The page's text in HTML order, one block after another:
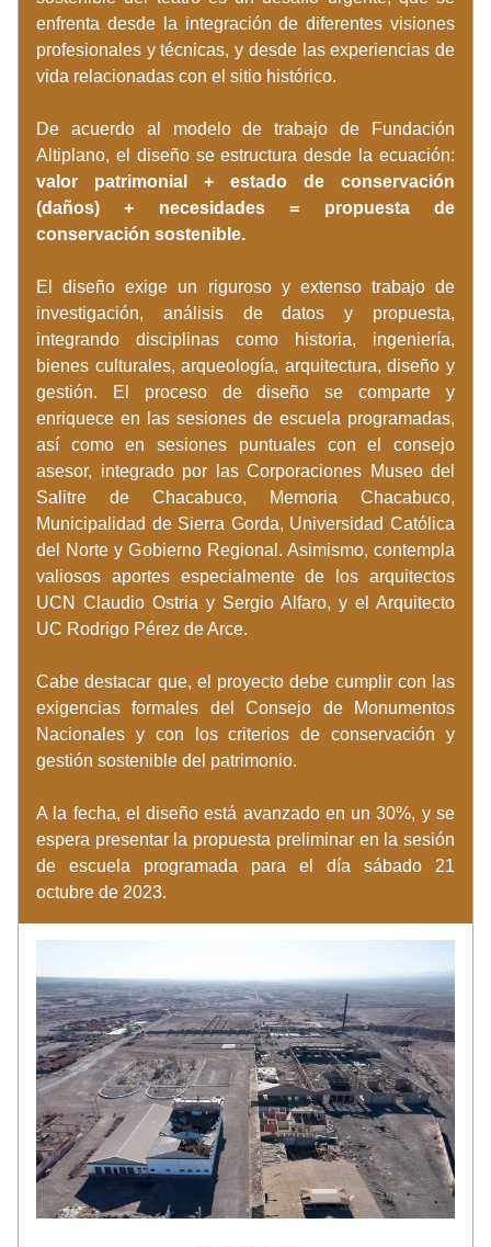
enfrenta desde la integración de diferentes visiones
profesionales y técnicas, y desde las experiencias de
vida relacionadas con el sitio histórico.
De acuerdo al modelo de trabajo de Fundación
valor patrimonial + estado de conservación
(daños) + necesidades = propuesta de
conservación sostenible.
El diseño exige un riguroso y extenso trabajo de
investigación, análisis de datos y propuesta,
integrando disciplinas como historia, ingeniería,
bienes culturales, arqueología, arquitectura, diseño y
gestión. El proceso de diseño se comparte y
enriquece en las sesiones de escuela programadas,
así como en sesiones puntuales con el consejo
asesor, integrado por las Corporaciones Museo del
Salitre de Chacabuco, Memoria Chacabuco,
Municipalidad de Sierra Gorda, Universidad Católica
del Norte y Gobierno Regional. Asimismo, contempla
valiosos aportes especialmente de los arquitectos
UCN Claudio Ostria y Sergio Alfaro, y el Arquitecto
UC Rodrigo Pérez de Arce.
Cabe destacar que, el proyecto debe cumplir con las
exigencias formales del Consejo de Monumentos
Nacionales y con los criterios de conservación y
gestión sostenible del patrimonio.
A la fecha, el diseño está avanzado en un 30%, y se
espera presentar la propuesta preliminar en la sesión
de escuela programada para el día sábado 21
octubre de 2023.